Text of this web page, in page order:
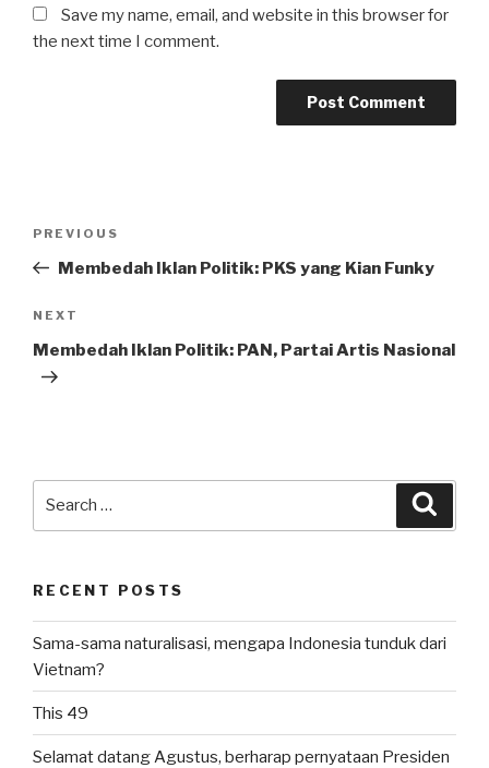
Save my name, email, and website in this browser for
the next time I comment.
Previous
Post
PREVIOUS
Membedah Iklan Politik: PKS yang Kian Funky
Next
Post
NEXT
Membedah Iklan Politik: PAN, Partai Artis Nasional
RECENT POSTS
Sama-sama naturalisasi, mengapa Indonesia tunduk dari
Vietnam?
This 49
Selamat datang Agustus, berharap pernyataan Presiden